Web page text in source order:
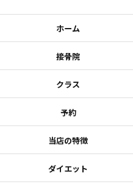
ホーム
接骨院
クラス
予約
当店の特徴
ダイエット